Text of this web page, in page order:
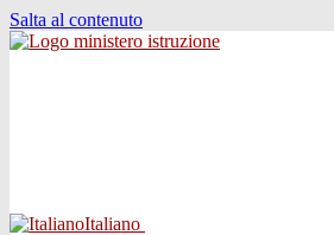
Salta al contenuto
Italiano